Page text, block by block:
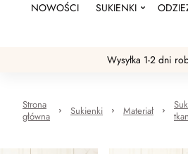
NOWOŚCI SUKIENKI
Wysyłka 1-2 dni
Strona
główna
Sukienki Materiał